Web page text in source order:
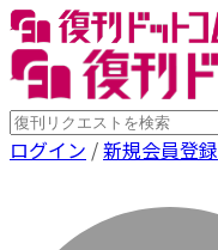
ログイン /新規会員登録